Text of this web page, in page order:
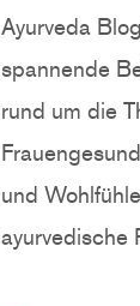
Ayurveda
spannende
rund um die
und
ayurvedische